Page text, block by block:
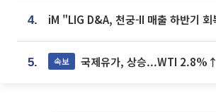
4.
5. 속보 국제유가, 상승...WTI 2.8%↑